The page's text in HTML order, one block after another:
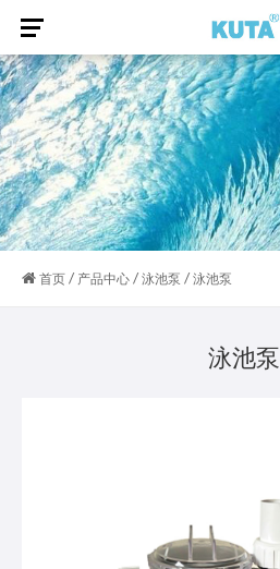
首页 / 产品中心 / 泳池泵 / 泳池泵
泳池泵